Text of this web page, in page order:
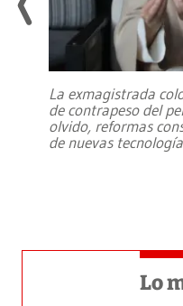
La exmagistrada
de contrapeso del
olvido, reformas
de nuevas
Lo